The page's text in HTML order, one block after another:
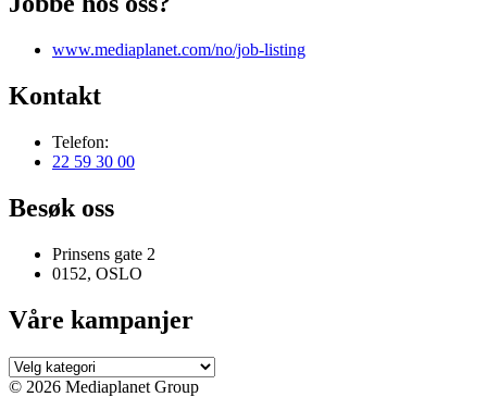
www.mediaplanet.com/no/job-listing
Kontakt
Telefon:
22 59 30 00
Besøk oss
Prinsens gate 2
0152, OSLO
Våre kampanjer
Våre
kampanjer
© 2026 Mediaplanet Group